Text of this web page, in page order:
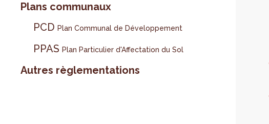
Plans communaux
PCD Plan Communal de Développement
PPAS Plan Particulier d'Affectation du Sol
Autres règlementations